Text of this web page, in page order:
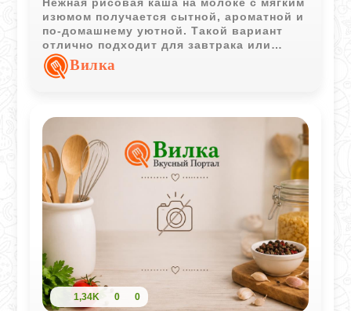
изюмом получается сытной, ароматной и
по-домашнему уютной. Такой вариант
отлично подходит для завтрака или
лёгкого семейного ужина.
Вилка
1,34K 0 0